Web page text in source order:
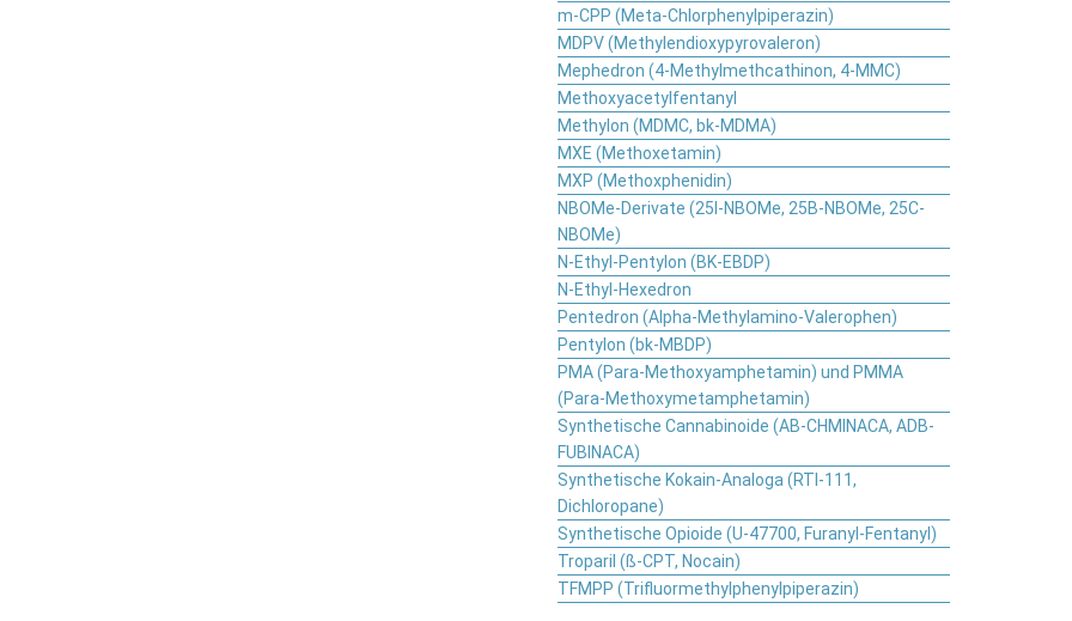
m-CPP (Meta-Chlorphenylpiperazin)
MDPV (Methylendioxypyrovaleron)
Mephedron (4-Methylmethcathinon, 4-MMC)
Methoxyacetylfentanyl
Methylon (MDMC, bk-MDMA)
MXE (Methoxetamin)
MXP (Methoxphenidin)
NBOMe-Derivate (25I-NBOMe, 25B-NBOMe, 25C-
NBOMe)
N-Ethyl-Pentylon (BK-EBDP)
N-Ethyl-Hexedron
Pentedron (Alpha-Methylamino-Valerophen)
Pentylon (bk-MBDP)
PMA (Para-Methoxyamphetamin) und PMMA
(Para-Methoxymetamphetamin)
Synthetische Cannabinoide (AB-CHMINACA, ADB-
FUBINACA)
Synthetische Kokain-Analoga (RTI-111,
Dichloropane)
Synthetische Opioide (U-47700, Furanyl-Fentanyl)
Troparil (ß-CPT, Nocain)
TFMPP (Trifluormethylphenylpiperazin)